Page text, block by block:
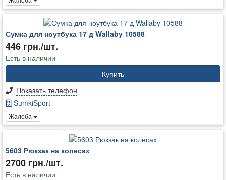
Сумка для ноутбука 17 д Wallaby 10588
446 грн./шт.
Есть в наличии
Купить
Показать телефон
SumkiSport
Жалоба
5603 Рюкзак на колесах
2700 грн./шт.
Есть в наличии